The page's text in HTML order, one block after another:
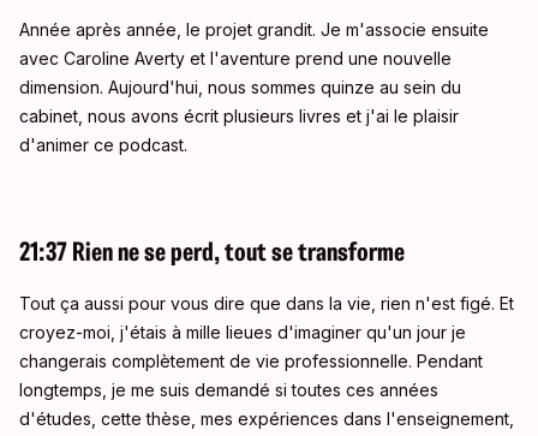
Année après année, le projet grandit. Je m'associe ensuite
avec Caroline Averty et l'aventure prend une nouvelle
dimension. Aujourd'hui, nous sommes quinze au sein du
cabinet, nous avons écrit plusieurs livres et j'ai le plaisir
d'animer ce podcast.
21:37 Rien ne se perd, tout se transforme
Tout ça aussi pour vous dire que dans la vie, rien n'est figé. Et
croyez-moi, j'étais à mille lieues d'imaginer qu'un jour je
changerais complètement de vie professionnelle. Pendant
longtemps, je me suis demandé si toutes ces années
d'études, cette thèse, mes expériences dans l'enseignement,